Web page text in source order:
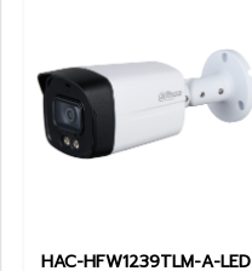
HAC-HFW1239TLM-A-LED